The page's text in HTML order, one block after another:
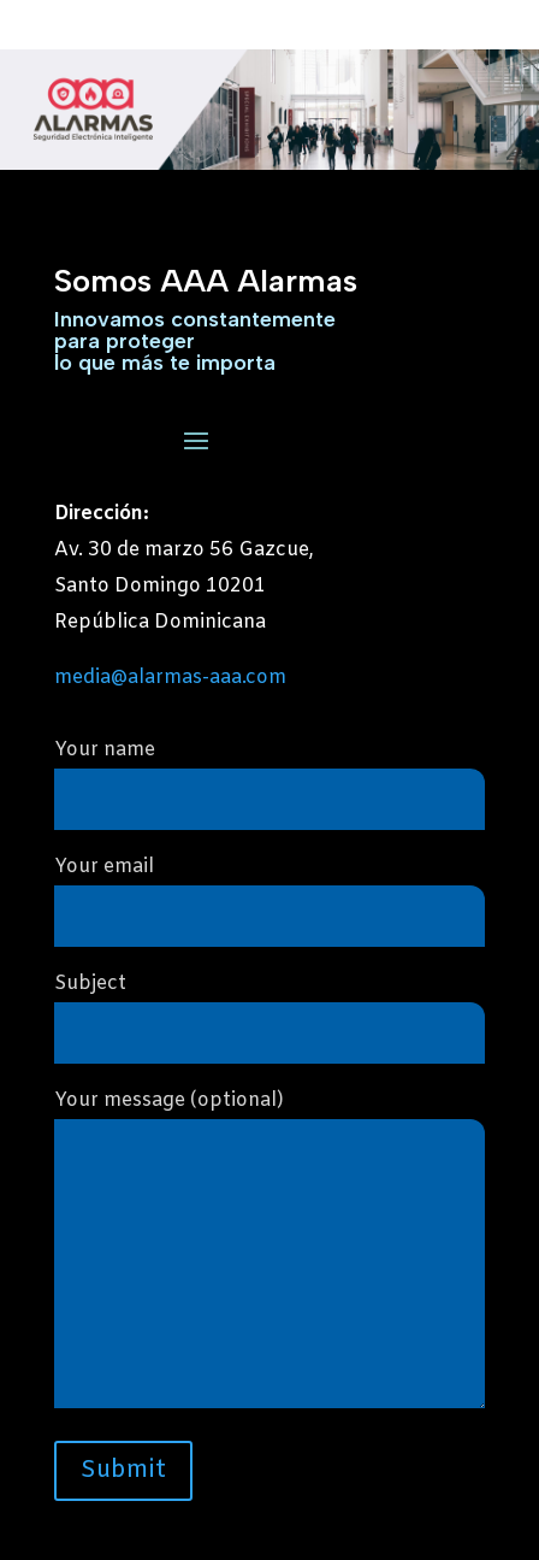
Somos AAA Alarmas
Innovamos constantemente
para proteger
lo que más te importa
Dirección:
Av. 30 de marzo 56 Gazcue,
Santo Domingo 10201
República Dominicana
media@alarmas-aaa.com
Your name
Your email
Subject
Your message (optional)
Submit